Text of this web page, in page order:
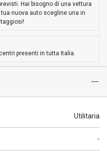
Hai bisogno di una vettura
nuova auto scegline una in
presenti in tutta Italia.
Utilitaria
-